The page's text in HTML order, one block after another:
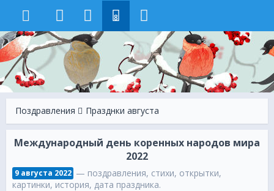
8
Поздравления Празднки августа
Международный день коренных народов мира
2022
9 августа 2022 — поздравления, стихи, открытки,
картинки, история, дата праздника.